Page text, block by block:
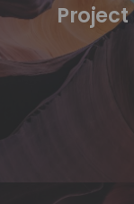
Project